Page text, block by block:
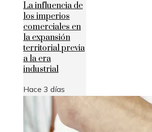
La influencia de
los imperios
comerciales en
la expansión
territorial previa
a la era
industrial
Hace 3 días